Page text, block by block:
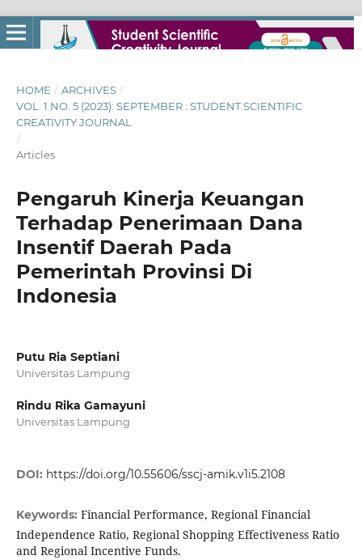
HOME / ARCHIVES /
VOL. 1 NO. 5 (2023): SEPTEMBER : STUDENT SCIENTIFIC
CREATIVITY JOURNAL
/
Articles
Pengaruh Kinerja Keuangan
Terhadap Penerimaan Dana
Insentif Daerah Pada
Pemerintah Provinsi Di
Indonesia
Putu Ria Septiani
Universitas Lampung
Rindu Rika Gamayuni
Universitas Lampung
DOI: https://doi.org/10.55606/sscj-amik.v1i5.2108
Keywords: Financial Performance, Regional Financial
Independence Ratio, Regional Shopping Effectiveness Ratio
and Regional Incentive Funds.